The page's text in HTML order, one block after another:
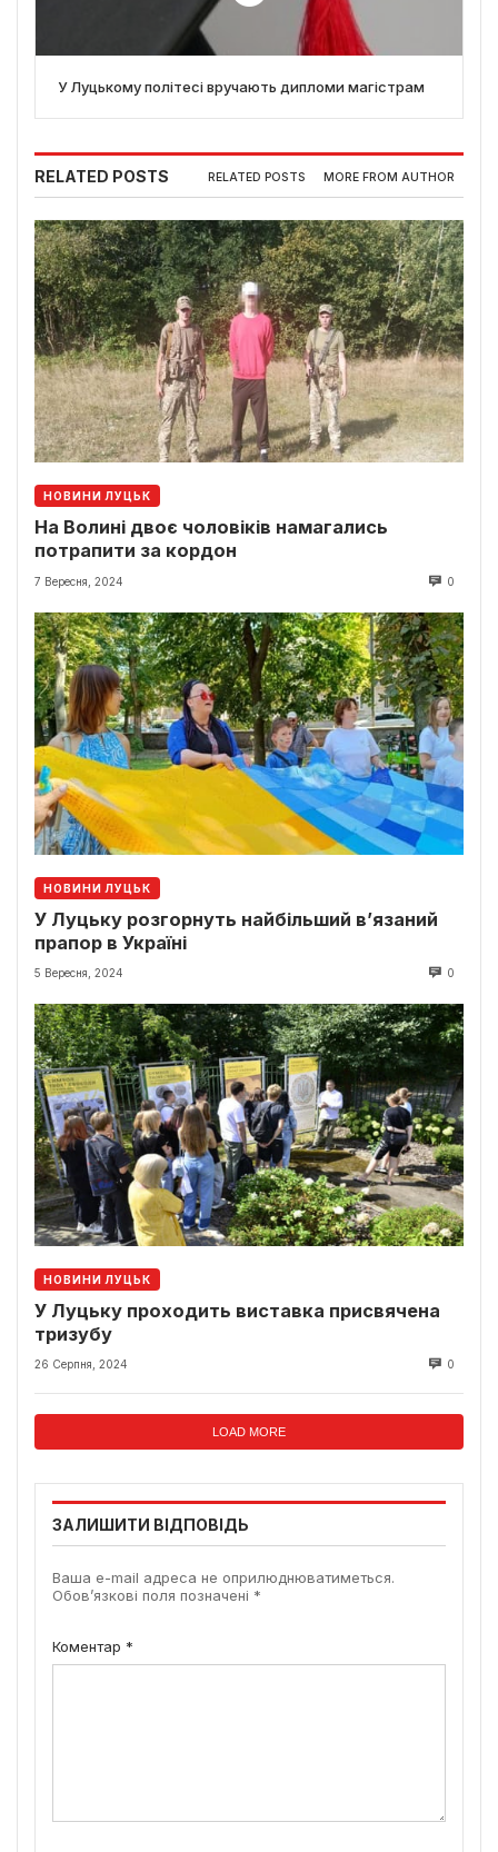
У Луцькому політесі вручають дипломи магістрам
RELATED POSTS RELATED POSTS MORE FROM AUTHOR
НОВИНИ ЛУЦЬК
На Волині двоє чоловіків намагались
потрапити за кордон
7 Вересня, 2024 0
НОВИНИ ЛУЦЬК
У Луцьку розгорнуть найбільший в’язаний
прапор в Україні
5 Вересня, 2024 0
НОВИНИ ЛУЦЬК
У Луцьку проходить виставка присвячена
тризубу
26 Серпня, 2024 0
LOAD MORE
ЗАЛИШИТИ ВІДПОВІДЬ
Ваша e-mail адреса не оприлюднюватиметься.
Обов’язкові поля позначені *
Коментар *